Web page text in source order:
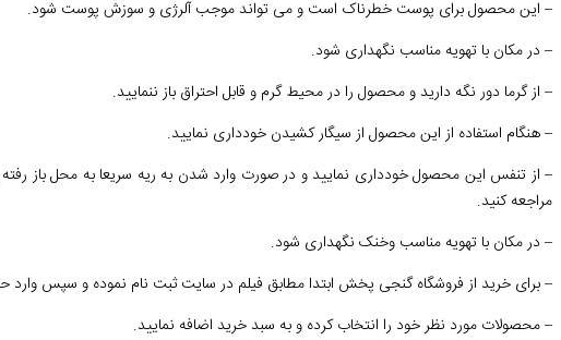
– این محصول برای پوست خطرناک است و می تواند موجب آلرژی و سوزش پوست شود.
– در مکان با تهویه مناسب نگهداری شود.
– از گرما دور نگه دارید و محصول را در محیط گرم و قابل احتراق باز ننمایید.
– هنگام استفاده از این محصول از سیگار کشیدن خودداری نمایید.
– از تنفس این محصول خودداری نمایید و در صورت وارد شدن به ریه سریعا به محل باز
مراجعه کنید.
– در مکان با تهویه مناسب وخنک نگهداری شود.
– برای خرید از فروشگاه گنجی پخش ابتدا مطابق فیلم در سایت ثبت نام نموده و سپس وارد
– محصولات مورد نظر خود را انتخاب کرده و به سبد خرید اضافه نمایید.